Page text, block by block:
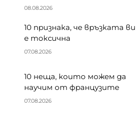
08.08.2026
10 признака, че връзката ви
е токсична
07.08.2026
10 неща, които можем да
научим от французите
07.08.2026